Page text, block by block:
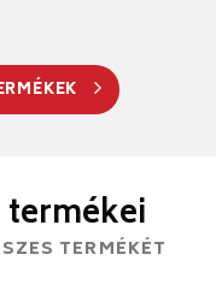
TERMÉKÉT